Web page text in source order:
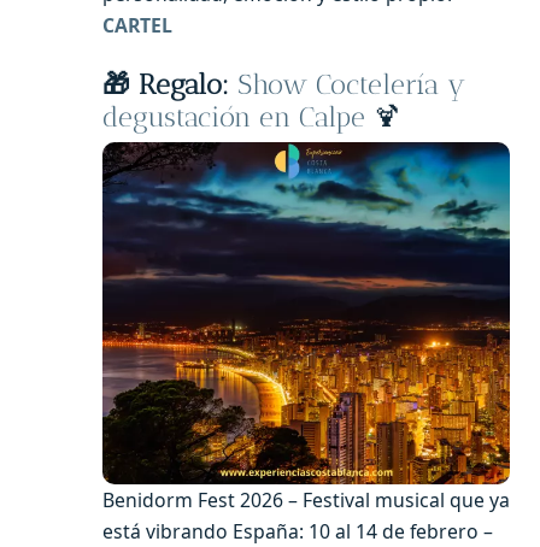
CARTEL
🎁 Regalo: Show Coctelería y
degustación en Calpe 🍹
Benidorm Fest 2026 – Festival musical que ya
está vibrando España: 10 al 14 de febrero –